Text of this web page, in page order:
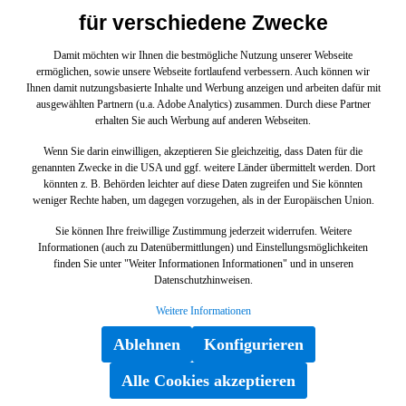
Originalteil ist dem Bereich Innenleuchten zugeordnet.
Technische Merkmale: Details: Heckdeckel Abmessungen:
Teilenummer A124990049205. Das Mercedes-Benz
Originalteil Innenleuchte A2218202101 A2218202101
wurde unter anderem verbaut in folgenden Modellen
156902 GLA200CDI 4M156903 GLA220CDI156905
GLA220CDI 4M156908 GLA200CDI156912 GLA 200 d
GLA200156944 GLA250156946 GLA250 4M156947 C
200 4MATIC T-Modell156952 Mercedes-AMG GLA 45
4MATIC Sport Utility Vehicle176000 A180CDI DCT
BE176001 A200CDI BE176002 A 200 d 4MATIC
Limousine176003 A220CDI BE176005 A 220 d 4MATIC
PEAK176008 A 200 d SCORE!176011 ALSD A 160 d
BCA176012 ALSD A 180 d BCA176042 A 180176043
A200BE176044 A250 Sport176046 A 250 Sport
Sport Limousine176051 A 250 Sport 4MATIC
Mercedes-Benz AMG GT190378 Mercedes-AMG GT
S190379 Mercedes-AMG GT R PRO190380 Mercedes-
BE204001 C200CDI BLUE EFF204002 C220CDI
26,38 €* 29,64 €* UVP(11% gespart)
In den Warenkorb
Scheibe
für verschiedene Zwecke
Damit möchten wir Ihnen die bestmögliche Nutzung unserer Webseite
ermöglichen, sowie unsere Webseite fortlaufend verbessern. Auch können wir
Ihnen damit nutzungsbasierte Inhalte und Werbung anzeigen und arbeiten dafür mit
ausgewählten Partnern (u.a. Adobe Analytics) zusammen. Durch diese Partner
erhalten Sie auch Werbung auf anderen Webseiten.
Wenn Sie darin einwilligen, akzeptieren Sie gleichzeitig, dass Daten für die
genannten Zwecke in die USA und ggf. weitere Länder übermittelt werden. Dort
könnten z. B. Behörden leichter auf diese Daten zugreifen und Sie könnten
weniger Rechte haben, um dagegen vorzugehen, als in der Europäischen Union.
Sie können Ihre freiwillige Zustimmung jederzeit widerrufen. Weitere
Informationen (auch zu Datenübermittlungen) und Einstellungsmöglichkeiten
finden Sie unter "Weiter Informationen Informationen" und in unseren
Datenschutzhinweisen.
Weitere Informationen
Ablehnen
Konfigurieren
Alle Cookies akzeptieren